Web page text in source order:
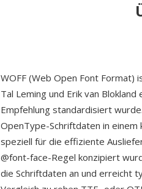
WOFF (Web Open Font Format)
Tal Leming und Erik van
Empfehlung standardisiert
OpenType-Schriftdaten in
speziell für die effiziente
@font-face-Regel konzipiert
die Schriftdaten an und erreicht